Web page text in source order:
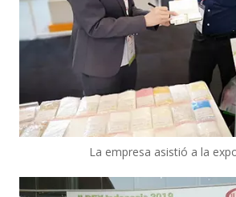
La empresa asistió a la